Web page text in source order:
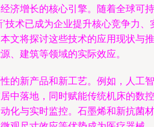
济增长的核心引擎。随着全球可持
技术已成为企业提升核心竞争力、
文将探讨这些技术的应用现状与推
、建筑等领域的实际效应。
的新产品和新工艺。例如，人工智
中落地，同时赋能传统机床的数控
化与实时监控。石墨烯和新抗菌材